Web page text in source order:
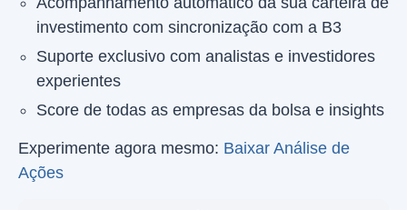
investimento com sincronização com a B3
Suporte exclusivo com analistas e investidores
experientes
Score de todas as empresas da bolsa e insights
Experimente agora mesmo: Baixar Análise de
Ações